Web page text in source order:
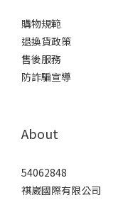
購物規範
退換貨政策
售後服務
防詐騙宣導
About
54062848
祺崴國際有限公司